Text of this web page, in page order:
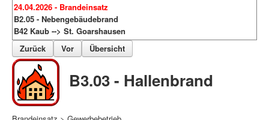
24.04.2026 - Brandeinsatz
B2.05 - Nebengebäudebrand
B42 Kaub --> St. Goarshausen
Zurück
Vor Übersicht
B3.03 - Hallenbrand